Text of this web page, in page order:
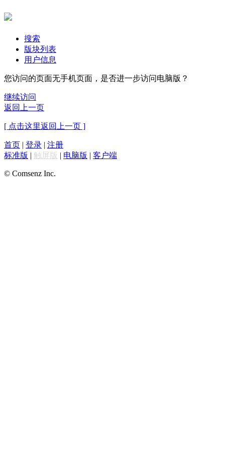
搜索
版块列表
用户信息
您访问的页面无手机页面，是否进一步访问电脑版？
继续访问
返回上一页
[ 点击这里返回上一页 ]
首页 | 登录 | 注册
标准版 | 触屏版 | 电脑版 | 客户端
© Comsenz Inc.